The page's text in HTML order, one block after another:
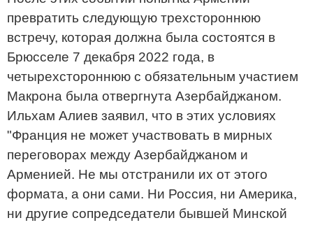
превратить следующую трехстороннюю
встречу, которая должна была состоятся в
Брюсселе 7 декабря 2022 года, в
четырехстороннюю с обязательным участием
Макрона была отвергнута Азербайджаном.
Ильхам Алиев заявил, что в этих условиях
"Франция не может участвовать в мирных
переговорах между Азербайджаном и
Арменией. Не мы отстранили их от этого
формата, а они сами. Ни Россия, ни Америка,
ни другие сопредседатели бывшей Минской